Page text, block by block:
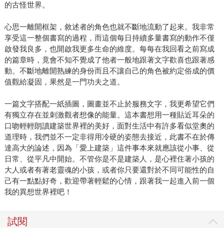
的古怪世界。
心思一離開框架，敘述者的角色也就不斷地流動了起來。我非常
享受這一整個書寫的過程，而這個每日持續多量書寫的動作不僅
啟發我良多，也開啟我更多生命的維度。每每在我回看之前寫成
的篇章時，竟會不知不覺成了他者一般地跟著文字歡喜也跟著感
動。不斷地離開熟練的身份而且不讓自己的角色被約定俗成的價
值觀給凝固，果然是一門功夫之道。
一篇文字搭配一紙插圖，圖畫並不止於服務文字，我更希望它們
有獨立存在並刺激觀者想像的能量。這本書想用一種貼近耳朵的
口吻輕輕朗讀建築世界裡的美好，面對生活中有許多看似堂奧的
道理時，我們並不一定非得用冷硬的姿態去接近，此書不在於傳
達高大的論述，因為「愛上建築」這件事本來就應該從小事、從
日常、從平凡中開始。不管你是不是建築人，是心裡住著小孩的
大人或者有著老靈魂的小孩，或者你只要還對於不同可能性的自
己有一點點好奇，歡迎帶著輕鬆的心情，跟著我一起進入前一個
我的異想世界裡吧！
試閱